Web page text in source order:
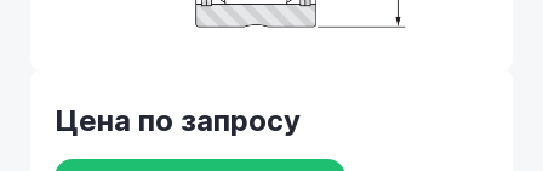
Цена по запросу